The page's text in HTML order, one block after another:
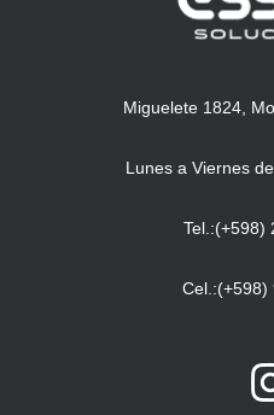
Miguelete 1824,
Lunes a Viernes
Tel.:(+598)
Cel.:(+598)